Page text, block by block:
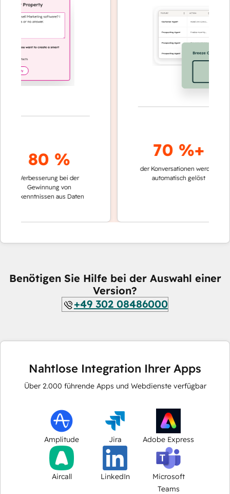
80 %
Verbesserung bei der
Gewinnung von
aus Daten
70 %+
der Konversationen werden
automatisch gelöst
Benötigen Sie Hilfe bei der Auswahl einer
Version?
+49 302 08486000
Nahtlose Integration Ihrer Apps
Über 2.000 führende Apps und Webdienste verfügbar
Amplitude Jira Adobe Express
Aircall LinkedIn
Microsoft
Teams